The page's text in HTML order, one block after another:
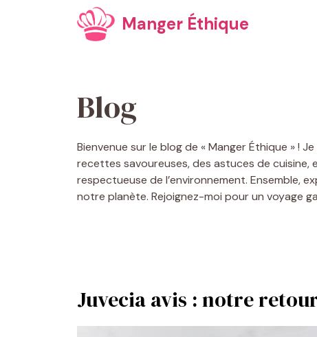
Manger Éthique
Blog
Bienvenue sur le blog de « Manger Éthique » !
recettes savoureuses, des astuces de
respectueuse de l’environnement. Ensemble,
notre planète. Rejoignez-moi pour un voyage
Juvecia avis : notre